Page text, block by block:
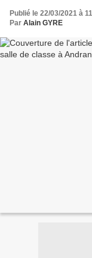
Publié le 22/03/2021 à
Par Alain GYRE